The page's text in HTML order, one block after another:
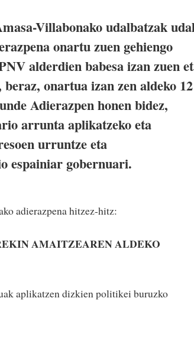
Villabonako udalbatzak
onartu zuen gehiengo
alderdien babesa izan zuen
onartua izan zen aldeko 12
Adierazpen honen bidez,
arrunta aplikatzeko eta
urruntze eta
espainiar gobernuari.
adierazpena hitzez-hitz:
AMAITZEAREN ALDEKO
aplikatzen dizkien politikei buruzko